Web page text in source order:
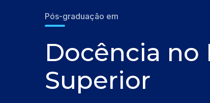
Pós-graduação em
Docência no
Superior